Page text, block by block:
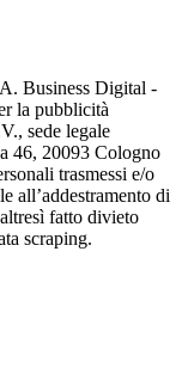
Business Digital -
la pubblicità
sede legale
46, 20093 Cologno
trasmessi e/o
all’addestramento di
fatto divieto
scraping.